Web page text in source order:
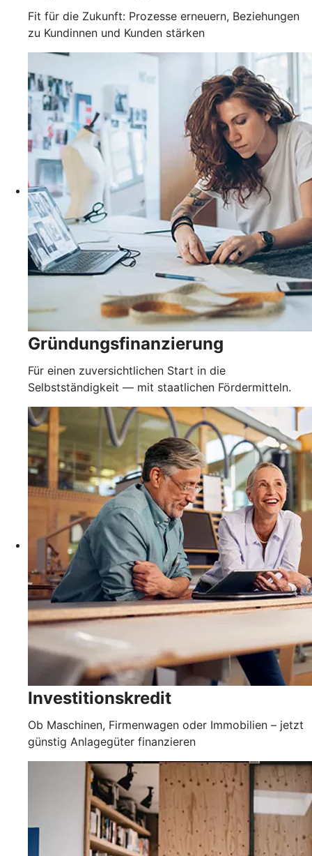
Fit für die Zukunft: Prozesse erneuern, Beziehungen
zu Kundinnen und Kunden stärken
Gründungsfinanzierung
Für einen zuversichtlichen Start in die
Selbstständigkeit — mit staatlichen Fördermitteln.
Investitionskredit
Ob Maschinen, Firmenwagen oder Immobilien – jetzt
günstig Anlagegüter finanzieren